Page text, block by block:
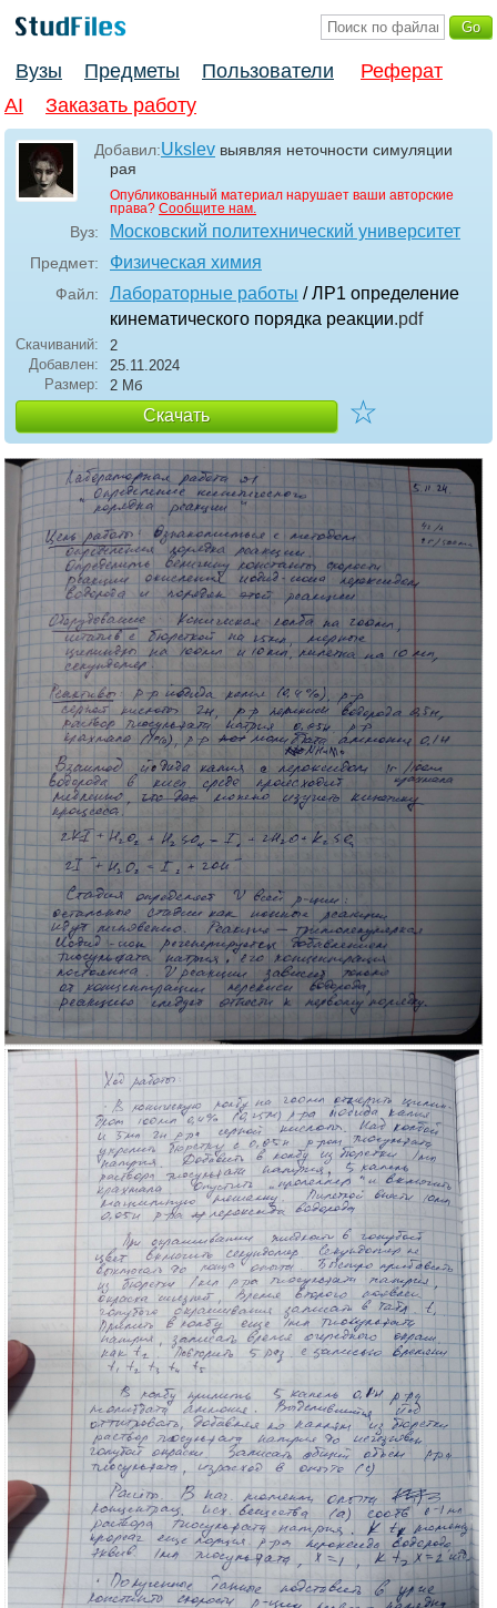
Вузы Предметы Пользователи
Реферат
AI
Заказать работу
Добавил:Ukslev выявляя неточности симуляции
рая
Опубликованный материал нарушает ваши авторские
права? Сообщите нам.
Вуз: Московский политехнический университет
Предмет: Физическая химия
Файл: Лабораторные работы / ЛР1 определение
кинематического порядка реакции.pdf
Скачиваний:
2
Добавлен:
25.11.2024
Размер:
2 Мб
Скачать ☆